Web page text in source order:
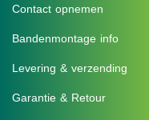
Contact opnemen
Bandenmontage info
Levering & verzending
Garantie & Retour